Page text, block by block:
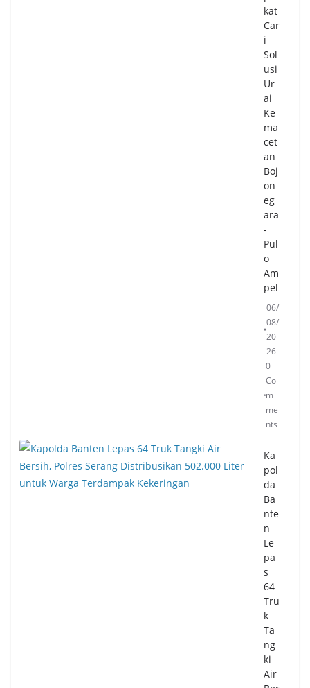
kat
Car
i
Sol
usi
Ur
ai
Ke
ma
cet
an
Boj
on
eg
ara
-
Pul
o
Am
pel
06/
08/
20
26
0
Co
m
me
nts
Ka
pol
da
Ba
nte
n
Le
pa
s
64
Tru
k
Ta
ng
ki
Air